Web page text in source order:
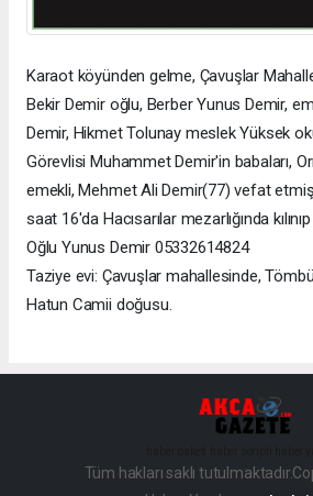
Karaot köyünden gelme, Çavuşlar
Bekir Demir oğlu, Berber Yunus Demir,
Demir, Hikmet Tolunay meslek Yüksek
Görevlisi Muhammet Demir'in babaları,
emekli, Mehmet Ali Demir(77) vefat
saat 16'da Hacısarılar mezarlığında
Oğlu Yunus Demir 05332614824
Taziye evi: Çavuşlar mahallesinde,
Hatun Camii doğusu.
Tüm hakları saklı